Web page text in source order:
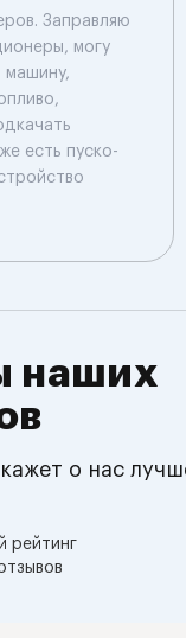
Заправляю
могу
машину,
есть пуско-
наших
о нас
рейтинг